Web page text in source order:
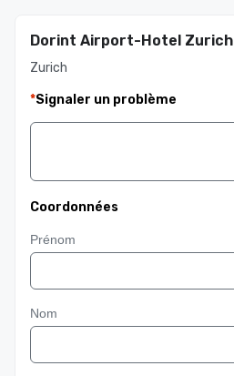
Dorint Airport-Hotel Zurich
Zurich
*Signaler un problème
Coordonnées
Prénom
Nom